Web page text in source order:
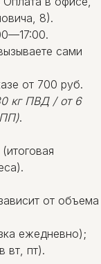
8).
сами
от 700 руб.
кг ПВД / от 6
.
(итоговая
от объема
ежедневно);
вт, пт).